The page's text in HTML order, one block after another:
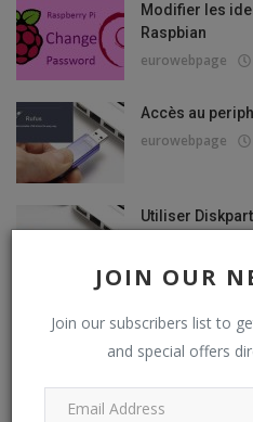
JOIN OUR
Join our subscribers list to
and special offers
Modifier les
Raspbian
eurowebpage
Accès au
eurowebpage
Utiliser
eurowebpage
Installation de
la ligne d...